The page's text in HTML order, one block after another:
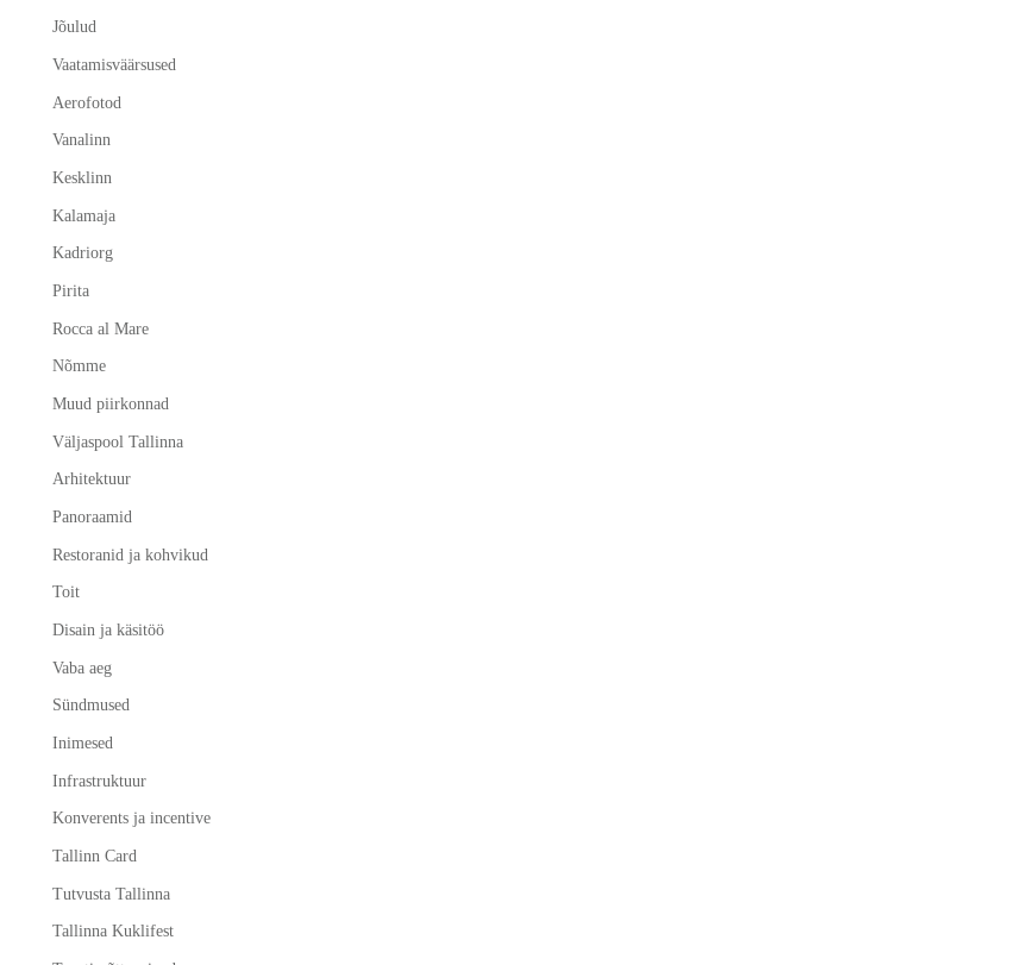
Jõulud
Vaatamisväärsused
Aerofotod
Vanalinn
Kesklinn
Kalamaja
Kadriorg
Pirita
Rocca al Mare
Nõmme
Muud piirkonnad
Väljaspool Tallinna
Arhitektuur
Panoraamid
Restoranid ja kohvikud
Toit
Disain ja käsitöö
Vaba aeg
Sündmused
Inimesed
Infrastruktuur
Konverents ja incentive
Tallinn Card
Tutvusta Tallinna
Tallinna Kuklifest